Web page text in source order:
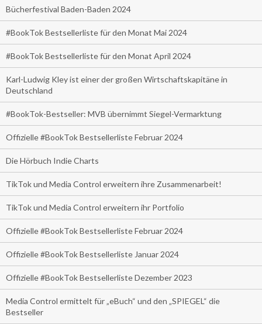
Bücherfestival Baden-Baden 2024
#BookTok Bestsellerliste für den Monat Mai 2024
#BookTok Bestsellerliste für den Monat April 2024
Karl-Ludwig Kley ist einer der großen Wirtschaftskapitäne in
Deutschland
#BookTok-Bestseller: MVB übernimmt Siegel-Vermarktung
Offizielle #BookTok Bestsellerliste Februar 2024
Die Hörbuch Indie Charts
TikTok und Media Control erweitern ihre Zusammenarbeit!
TikTok und Media Control erweitern ihr Portfolio
Offizielle #BookTok Bestsellerliste Februar 2024
Offizielle #BookTok Bestsellerliste Januar 2024
Offizielle #BookTok Bestsellerliste Dezember 2023
Media Control ermittelt für „eBuch“ und den „SPIEGEL“ die
Bestseller